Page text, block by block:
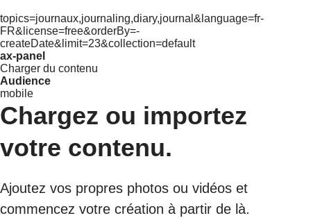
topics=journaux,journaling,diary,journal&language=fr-
FR&license=free&orderBy=-
createDate&limit=23&collection=default
ax-panel
Charger du contenu
Audience
mobile
Chargez ou importez
votre contenu.
Ajoutez vos propres photos ou vidéos et
commencez votre création à partir de là.